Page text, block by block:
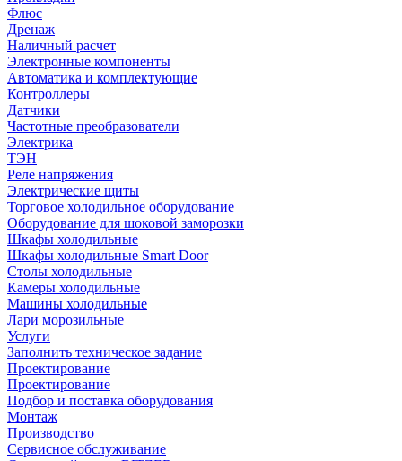
Флюс
Дренаж
Наличный расчет
Электронные компоненты
Автоматика и комплектующие
Контроллеры
Датчики
Частотные преобразователи
Электрика
ТЭН
Реле напряжения
Электрические щиты
Торговое холодильное оборудование
Оборудование для шоковой заморозки
Шкафы холодильные
Шкафы холодильные Smart Door
Столы холодильные
Камеры холодильные
Машины холодильные
Лари морозильные
Услуги
Заполнить техническое задание
Проектирование
Проектирование
Подбор и поставка оборудования
Монтаж
Производство
Сервисное обслуживание